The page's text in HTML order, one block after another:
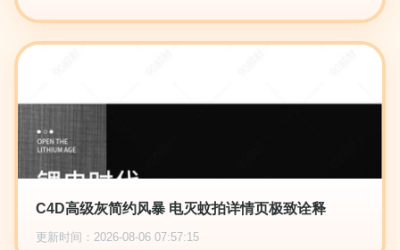
C4D高级灰简约风暴 电灭蚊拍详情页极致诠释
更新时间：2026-08-06 07:57:15